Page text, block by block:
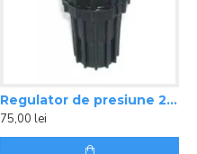
Regulator de presiune 2,1 bari Rain Bird
75,00 lei